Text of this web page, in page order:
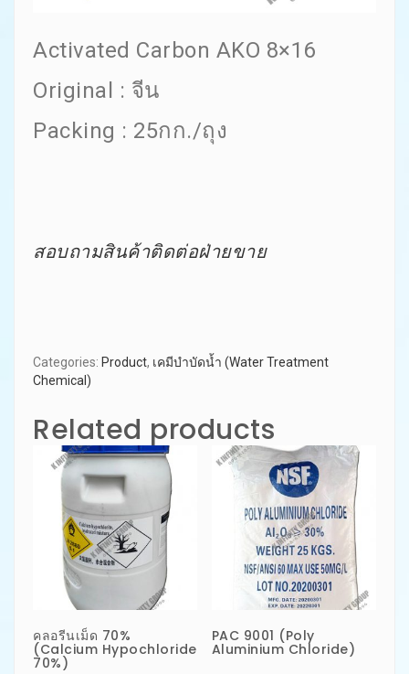
Activated Carbon AKO 8×16
Original : จีน
Packing : 25กก./ถุง
สอบถามสินค้าติดต่อฝ่ายขาย
Categories: Product, เคมีบำบัดน้ำ (Water Treatment
Chemical)
Related products
คลอรีนเม็ด 70%
(Calcium Hypochloride
70%)
PAC 9001 (Poly
Aluminium Chloride)